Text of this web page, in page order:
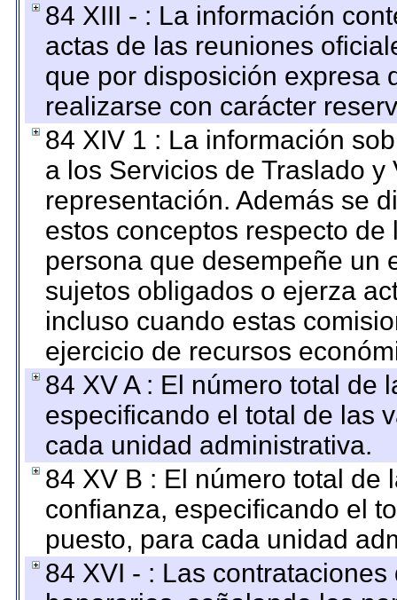
84 XIII - : La información
actas de las reuniones
que por disposición expresa
realizarse con carácter
84 XIV 1 : La información
a los Servicios de Traslado
representación. Además se
estos conceptos respecto
persona que desempeñe un
sujetos obligados o ejerza
incluso cuando estas
ejercicio de recursos
84 XV A : El número total de
especificando el total de las
cada unidad administrativa.
84 XV B : El número total de
confianza, especificando el
puesto, para cada unidad
84 XVI - : Las